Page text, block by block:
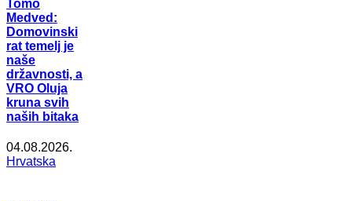
Tomo
Medved:
Domovinski
rat temelj je
naše
državnosti, a
VRO Oluja
kruna svih
naših bitaka
04.08.2026.
Hrvatska